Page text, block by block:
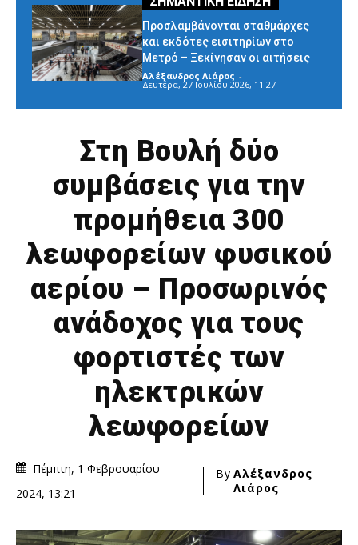
Προσλαμβάνονται σταθμάρχες
και εκδότες εισιτηρίων στο
Μετρό – Ξεκίνησαν οι αιτήσεις
Αλέξανδρος Λιάρος -
Δευτέρα, 27 Ιουλίου 2026, 11:27
Στη Βουλή δύο
συμβάσεις για την
προμήθεια 300
λεωφορείων φυσικού
αερίου – Προσωρινός
ανάδοχος για τους
φορτιστές των
ηλεκτρικών
λεωφορείων
Πέμπτη, 1 Φεβρουαρίου
2024, 13:21
By Αλέξανδρος
Λιάρος